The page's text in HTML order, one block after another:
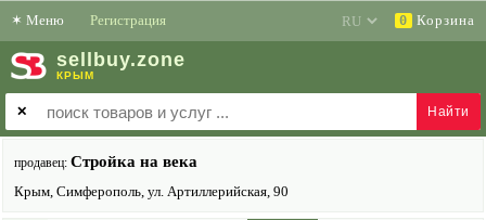
✶ Меню Регистрация 0 Корзина
sell buy.zone
КРЫМ
✕
продавец: Стройка на века
Крым, Симферополь, ул. Артиллерийская, 90